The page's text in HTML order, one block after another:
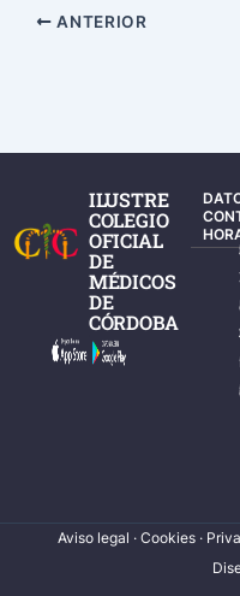
ANTERIOR
ILUSTRE
COLEGIO
OFICIAL
DE
MÉDICOS
DE
CÓRDOBA
Aviso legal · Cookies·